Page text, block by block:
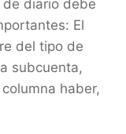
de diario debe
El
del tipo de
subcuenta,
haber,